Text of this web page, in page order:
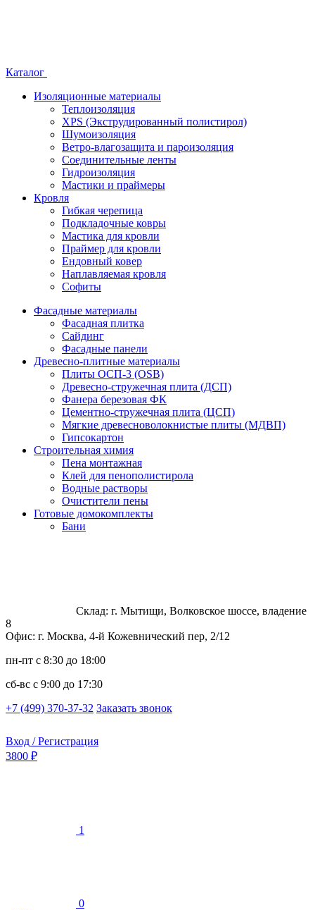
Каталог
Изоляционные материалы
Теплоизоляция
XPS (Экструдированный полистирол)
Шумоизоляция
Ветро-влагозащита и пароизоляция
Соединительные ленты
Гидроизоляция
Мастики и праймеры
Кровля
Гибкая черепица
Подкладочные ковры
Мастика для кровли
Праймер для кровли
Ендовный ковер
Наплавляемая кровля
Софиты
Фасадные материалы
Фасадная плитка
Сайдинг
Фасадные панели
Древесно-плитные материалы
Плиты ОСП-3 (OSB)
Древесно-стружечная плита (ДСП)
Фанера березовая ФК
Цементно-стружечная плита (ЦСП)
Мягкие древесноволокнистые плиты (МДВП)
Гипсокартон
Строительная химия
Пена монтажная
Клей для пенополистирола
Водные растворы
Очистители пены
Готовые домокомплекты
Бани
Склад: г. Мытищи, Волковское шоссе, владение
8
Офис: г. Москва, 4-й Кожевнический пер, 2/12
пн-пт с 8:30 до 18:00
сб-вс с 9:00 до 17:30
+7 (499) 370-37-32 Заказать звонок
Вход / Регистрация
3800 ₽
1
0